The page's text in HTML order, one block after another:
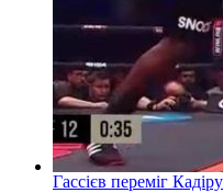
Гассієв переміг